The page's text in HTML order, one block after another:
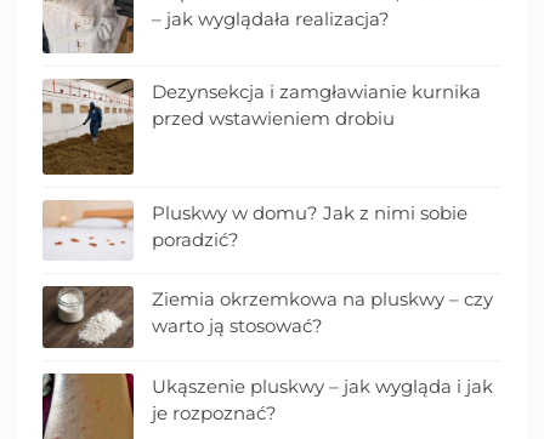
– jak wyglądała realizacja?
Dezynsekcja i zamgławianie kurnika
przed wstawieniem drobiu
Pluskwy w domu? Jak z nimi sobie
poradzić?
Ziemia okrzemkowa na pluskwy – czy
warto ją stosować?
Ukąszenie pluskwy – jak wygląda i jak
je rozpoznać?